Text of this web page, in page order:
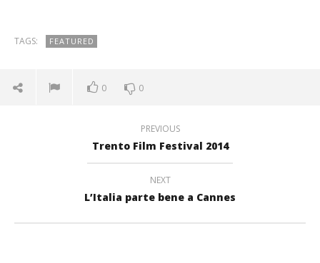
TAGS: FEATURED
0 0
PREVIOUS
Trento Film Festival 2014
NEXT
L’Italia parte bene a Cannes